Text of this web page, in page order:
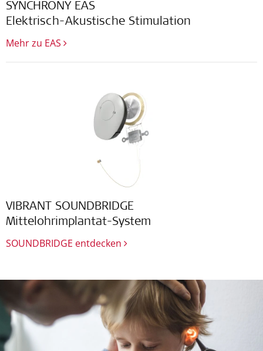
SYNCHRONY EAS
Elektrisch-Akustische Stimulation
Mehr zu EAS
VIBRANT SOUNDBRIDGE
Mittelohrimplantat-System
SOUNDBRIDGE entdecken